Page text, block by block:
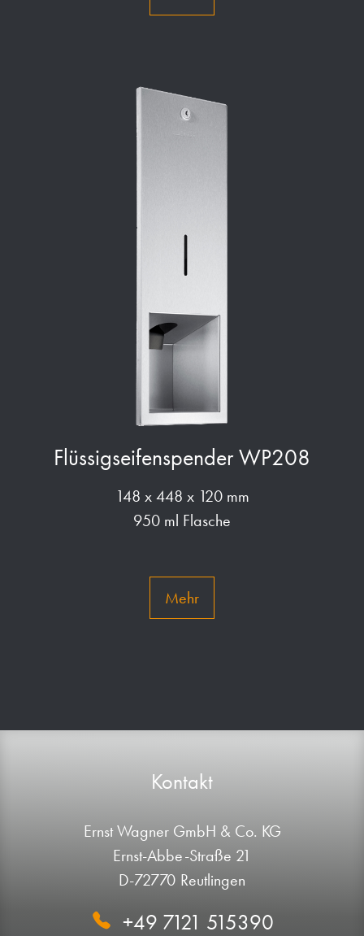
Flüssigseifenspender WP208
148 x 448 x 120 mm
950 ml Flasche
Mehr
Kontakt
Ernst Wagner GmbH & Co. KG
Ernst-Abbe-Straße 21
D-72770 Reutlingen
+49 7121 515390